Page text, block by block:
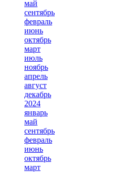
май
сентябрь
февраль
июнь
октябрь
март
июль
ноябрь
апрель
август
декабрь
2024
январь
май
сентябрь
февраль
июнь
октябрь
март